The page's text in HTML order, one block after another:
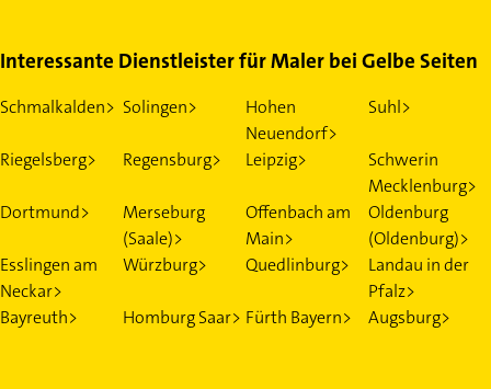
Interessante Dienstleister für Maler bei Gelbe Seiten
Schmalkalden> Solingen>
Hohen
Neuendorf>
Suhl>
Riegelsberg> Regensburg> Leipzig>
Schwerin
Mecklenburg>
Dortmund>
Merseburg
(Saale)>
Offenbach am
Main>
Oldenburg
(Oldenburg)>
Esslingen am
Neckar>
Würzburg> Quedlinburg>
Landau in der
Pfalz>
Bayreuth>
Homburg Saar> Fürth Bayern> Augsburg>